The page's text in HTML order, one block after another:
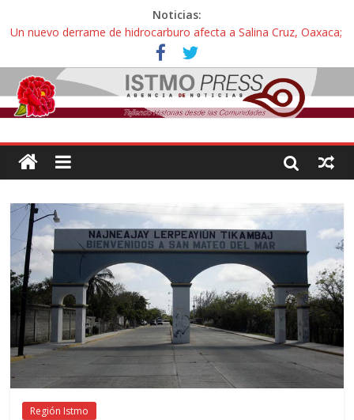
Noticias:
Un nuevo derrame de hidrocarburo afecta a Salina Cruz, Oaxaca;
ahora pescadores de Salinas del Marqués denuncian daños de
Pemex
Ángel, el joven autista expulsado por la Universidad Bienestar de
Ixtepec, Oaxaca vuelve a las aulas tras amparo
Familiares de periodista Alejandro Leyva se reúnen con titular de
intelectuales de su asesinato
Alertan pescadores de Juchitán, Oaxaca de nuevo despojo de su
Pescadores y comuneros ikoots detienen la extracción ilegal de
material pétreo de gravera Oyamel
Región Istmo